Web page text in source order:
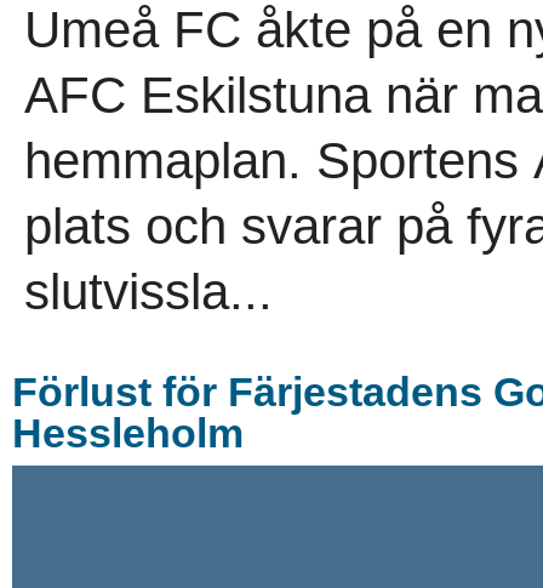
Umeå FC åkte på en
AFC Eskilstuna när
hemmaplan.
plats och svarar på
slutvissla...
Förlust för Färjestadens
Hessleholm